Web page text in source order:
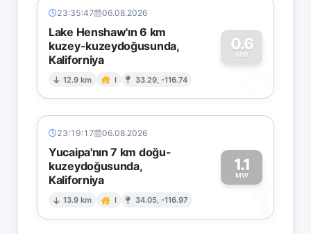
23:35:47 06.08.2026
Lake Henshaw'ın 6 km
kuzey-kuzeydoğusunda,
Kaliforniya
12.9 km I 33.29, -116.74
0.6
MW
0
23:19:17 06.08.2026
Yucaipa'nın 7 km doğu-
kuzeydoğusunda,
Kaliforniya
13.9 km I 34.05, -116.97
1.1
MW
1